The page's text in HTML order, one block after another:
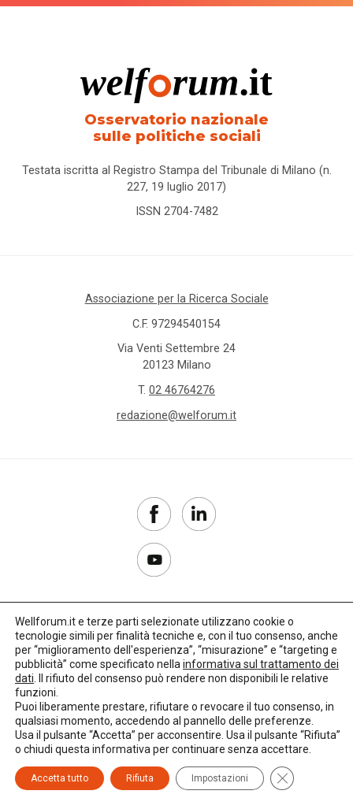
Osservatorio nazionale
sulle politiche sociali
Testata iscritta al Registro Stampa del Tribunale di Milano (n.
227, 19 luglio 2017)
ISSN 2704-7482
Associazione per la Ricerca Sociale
C.F. 97294540154
Via Venti Settembre 24
20123 Milano
T. 02 46764276
redazione@welforum.it
Copyright 2017–2026
Privacy Policy
Credits: LO Studio
Wellforum.it e terze parti selezionate utilizzano cookie o
tecnologie simili per finalità tecniche e, con il tuo consenso, anche
per “miglioramento dell'esperienza”, “misurazione” e “targeting e
pubblicità” come specificato nella informativa sul trattamento dei
dati . Il rifiuto del consenso può rendere non disponibili le relative
funzioni.
Puoi liberamente prestare, rifiutare o revocare il tuo consenso, in
qualsiasi momento, accedendo al pannello delle preferenze.
Usa il pulsante “Accetta” per acconsentire. Usa il pulsante “Rifiuta”
o chiudi questa informativa per continuare senza accettare.
Accetta tutto Rifiuta Impostazioni Close GDPR